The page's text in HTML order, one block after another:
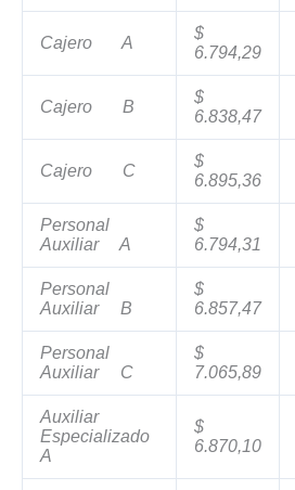
Cajero A
$
6.794,29
Cajero B
$
6.838,47
Cajero C
$
6.895,36
Personal
Auxiliar A
$
6.794,31
Personal
Auxiliar B
$
6.857,47
Personal
Auxiliar C
$
7.065,89
Auxiliar
Especializado
A
$
6.870,10